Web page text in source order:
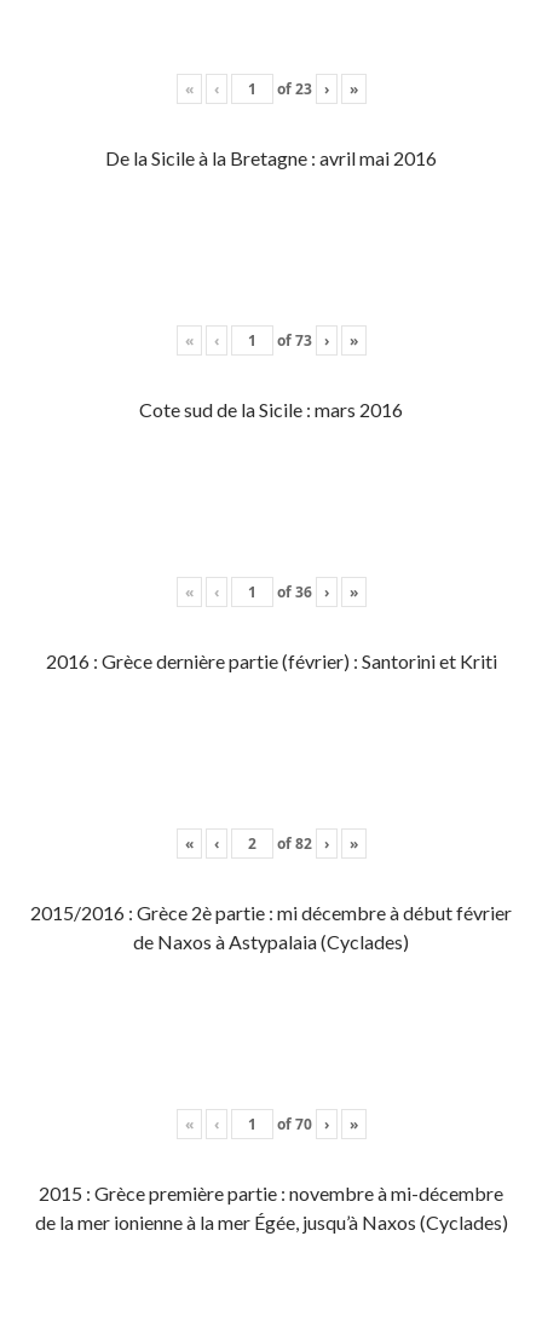
« ‹ of23 › »
De la Sicile à la Bretagne : avril mai 2016
« ‹ of73 › »
Cote sud de la Sicile : mars 2016
« ‹ of36 › »
2016 : Grèce dernière partie (février) : Santorini et Kriti
« ‹ of82 › »
2015/2016 : Grèce 2è partie : mi décembre à début février
de Naxos à Astypalaia (Cyclades)
« ‹ of70 › »
2015 : Grèce première partie : novembre à mi-décembre
de la mer ionienne à la mer Égée, jusqu’à Naxos (Cyclades)